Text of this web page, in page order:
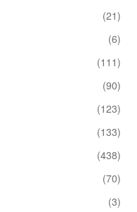
(21)
(6)
(111)
(90)
(123)
(133)
(438)
(70)
(3)